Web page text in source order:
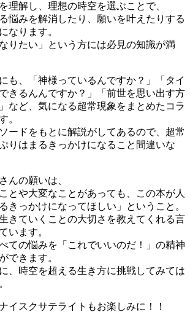
理解し、理想の時空を選ぶことで、
悩みを解消したり、願いを叶えたりする
なります。
りたい」という方には必見の知識が満
も、「神様っているんですか？」「タイ
きるんんですか？」「前世を思い出す方
など、気になる超常現象をまとめたコラ
。
ードをもとに解説がしてあるので、超常
りはまるきっかけになること間違いな
んの願いは、
とや大変なことがあっても、この本が人
きっかけになってほしい」ということ。
きていくことの大切さを教えてくれる言
います。
ての悩みを「これでいいのだ！」の精神
できます。
、時空を超える生き方に挑戦してみては
イスクサテライトもお楽しみに！！